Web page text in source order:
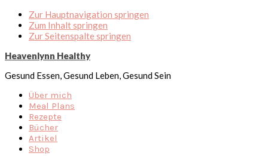
Zur Hauptnavigation springen
Zum Inhalt springen
Zur Seitenspalte springen
Heavenlynn Healthy
Gesund Essen, Gesund Leben, Gesund Sein
Über mich
Meal Plans
Rezepte
Bücher
Artikel
Shop